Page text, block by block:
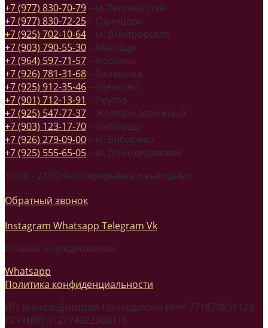
+7 (977) 830-70-79 – м. Теплый стан
+7 (977) 830-72-25 – Одинцово
+7 (925) 702-10-64 – м. Дмитровская
+7 (903) 790-55-30 – Мытищи
+7 (964) 597-71-57 – Королев
+7 (926) 781-31-68 – Балашиха
+7 (925) 912-35-46 – Щелково
+7 (901) 712-13-91 – Реутов
+7 (925) 547-77-37 – Железнодорожный
+7 (903) 123-17-70 – Люберцы
+7 (926) 279-09-00 – м. Бибирево
+7 (925) 555-65-05 – м. Домодедовская
10:00 - 21:00 без перерывов и выходных
Обратный звонок
Instagram Whatsapp Telegram Vk
Отзывы и предложения:
Whatsapp
Политика конфиденциальности
ИП Яньков Дмитрий Геннадьевич ИНН 771870831123
ОГРНИП 312774622000318